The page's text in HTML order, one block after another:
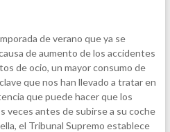
de verano que ya se
de aumento de los accidentes
de ocio, un mayor consumo de
que nos han llevado a tratar en
que puede hacer que los
veces antes de subirse a su coche
el Tribunal Supremo establece